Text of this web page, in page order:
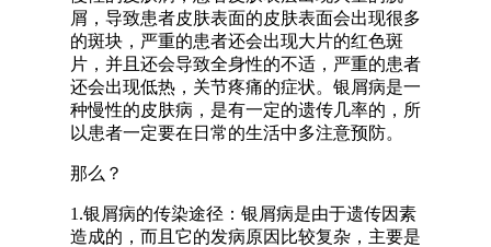
屑，导致患者皮肤表面的皮肤表面会出现很多
的斑块，严重的患者还会出现大片的红色斑
片，并且还会导致全身性的不适，严重的患者
还会出现低热，关节疼痛的症状。银屑病是一
种慢性的皮肤病，是有一定的遗传几率的，所
以患者一定要在日常的生活中多注意预防。
那么？
1.银屑病的传染途径：银屑病是由于遗传因素
造成的，而且它的发病原因比较复杂，主要是